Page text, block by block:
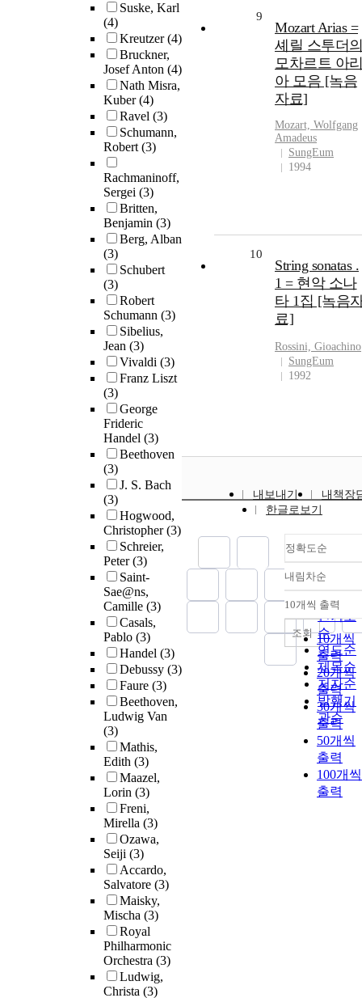
Suske, Karl
(4)
Kreutzer(4)
Bruckner,
Josef Anton (4)
Nath Misra,
Kuber(4)
Ravel (3)
Schumann,
Robert(3)
Rachmaninoff,
Sergei (3)
Britten,
Benjamin (3)
Berg, Alban
(3)
Schubert
(3)
Robert
Schumann (3)
Sibelius,
Jean (3)
Vivaldi (3)
Franz Liszt
(3)
George
Frideric
Handel (3)
Beethoven
(3)
J. S. Bach
(3)
Hogwood,
Christopher(3)
Schreier,
Peter(3)
Saint-
Sae@ns,
Camille (3)
Casals,
Pablo (3)
Handel (3)
Debussy (3)
Faure (3)
Beethoven,
Ludwig Van
(3)
Mathis,
Edith (3)
Maazel,
Lorin (3)
Freni,
Mirella (3)
Ozawa,
Seiji (3)
Accardo,
Salvatore (3)
Maisky,
Mischa (3)
Royal
Philharmonic
Orchestra (3)
Ludwig,
Christa (3)
9
Mozart Arias =
셰릴 스투더
모차르트 아
아 모음 [녹음
자료]
Mozart, Wolfgang
Amadeus
SungEum
1994
10
String sonatas .
1 = 현악 소나
타 1집 [녹음
료]
Rossini, Gioachino
SungEum
1992
내보내기
내책장
한글로보기
정확도순
정확도
순
인기도
순
연도순
제목순
저자순
발행기
관순
내림차순
내림차
10개씩 출력
10개씩
출력
20개씩
출력
30개씩
출력
50개씩
출력
100개씩
출력
조회